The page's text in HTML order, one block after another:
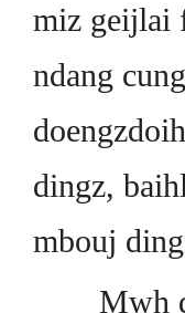
miz geijlai
ndang
dingz,
mbouj
Mwh